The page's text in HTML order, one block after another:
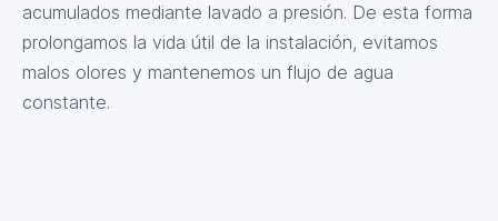
acumulados mediante lavado a presión. De esta forma
prolongamos la vida útil de la instalación, evitamos
malos olores y mantenemos un flujo de agua
constante.